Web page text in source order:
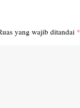
yang wajib ditandai *